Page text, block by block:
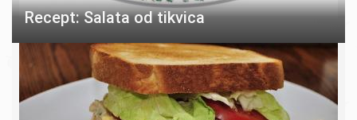
Recept: Salata od tikvica